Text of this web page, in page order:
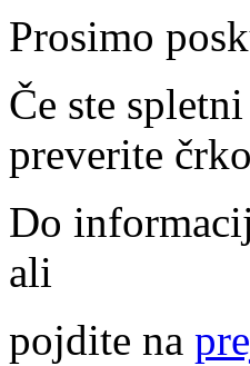
Prosimo
Če ste
preverite
Do
ali
pojdite na